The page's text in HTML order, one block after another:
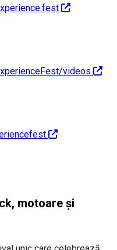
videos
motoare și